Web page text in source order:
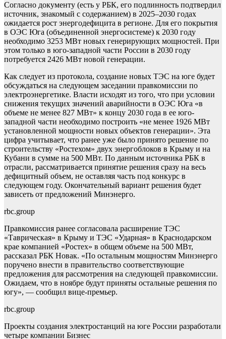
Согласно документу (есть у РБК, его подлинность подтвердил
источник, знакомый с содержанием) в 2025–2030 годах
ожидается рост энергодефицита в регионе. Для его покрытия
в ОЭС Юга (объединенной энергосистеме) к 2030 году
необходимо 3253 МВт новых генерирующих мощностей. При
этом только в юго-западной части России в 2030 году
потребуется 2426 МВт новой генерации.
Как следует из протокола, создание новых ТЭС на юге будет
обсуждаться на следующем заседании правкомиссии по
электроэнергетике. Власти исходят из того, что при условии
снижения текущих значений аварийности в ОЭС Юга «в
объеме не менее 827 МВт» к концу 2030 года в ее юго-
западной части необходимо построить «не менее 1926 МВт
установленной мощности новых объектов генерации». Эта
цифра учитывает, что ранее уже было принято решение по
строительству «Ростехом» двух энергоблоков в Крыму и на
Кубани в сумме на 500 МВт. По данным источника РБК в
отрасли, рассматривается принятие решения сразу на весь
дефицитный объем, не оставляя часть под конкурс в
следующем году. Окончательный вариант решения будет
зависеть от предложений Минэнерго.
rbc.group
Правкомиссия ранее согласовала расширение ТЭС
«Таврическая» в Крыму и ТЭС «Ударная» в Краснодарском
крае компанией «Ростех» в общем объеме на 500 МВт,
рассказал РБК Новак. «По остальным мощностям Минэнерго
поручено внести в правительство соответствующие
предложения для рассмотрения на следующей правкомиссии.
Ожидаем, что в ноябре будут приняты остальные решения по
югу», — сообщил вице-премьер.
rbc.group
Проекты создания электростанций на юге России разработали
четыре компании Бизнес